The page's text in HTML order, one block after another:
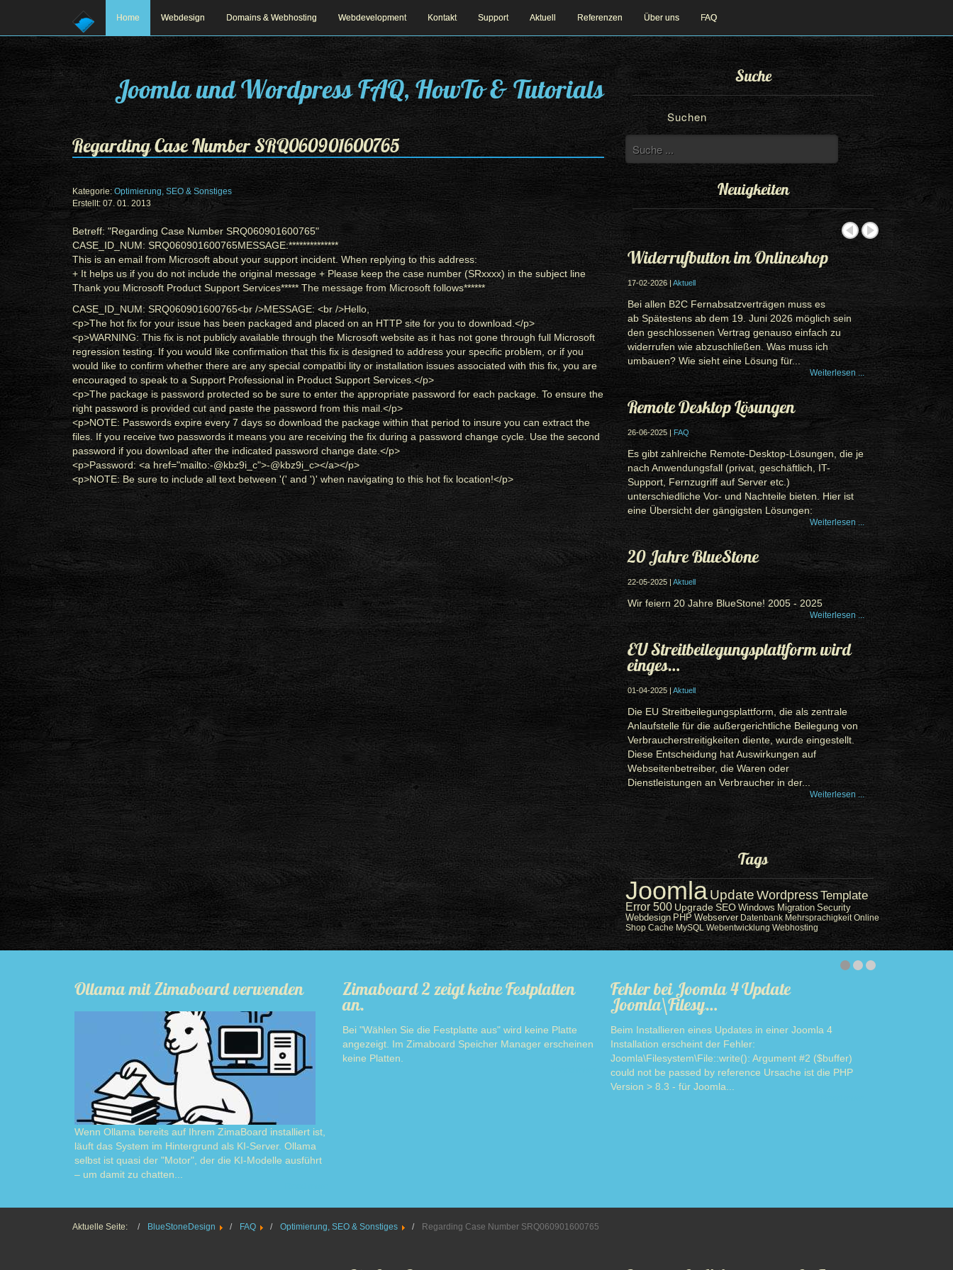
Home Webdesign Domains & Webhosting Webdevelopment Kontakt Support Aktuell Referenzen Über uns FAQ
Joomla und Wordpress FAQ, HowTo & Tutorials
Regarding Case Number SRQ060901600765
Kategorie:Optimierung, SEO & Sonstiges
Erstellt: 07. 01. 2013
Betreff: "Regarding Case Number SRQ060901600765"
CASE_ID_NUM: SRQ060901600765MESSAGE:**************
This is an email from Microsoft about your support incident. When replying to this address:
+ It helps us if you do not include the original message + Please keep the case number (SRxxxx) in the subject line
Thank you Microsoft Product Support Services***** The message from Microsoft follows******
CASE_ID_NUM: SRQ060901600765<br />MESSAGE: <br />Hello,
<p>The hot fix for your issue has been packaged and placed on an HTTP site for you to download.</p>
<p>WARNING: This fix is not publicly available through the Microsoft website as it has not gone through full Microsoft
regression testing. If you would like confirmation that this fix is designed to address your specific problem, or if you
would like to confirm whether there are any special compatibi lity or installation issues associated with this fix, you are
encouraged to speak to a Support Professional in Product Support Services.</p>
<p>The package is password protected so be sure to enter the appropriate password for each package. To ensure the
right password is provided cut and paste the password from this mail. </p>
<p>NOTE: Passwords expire every 7 days so download the package within that period to insure you can extract the
files. If you receive two passwords it means you are receiving the fix during a password change cycle. Use the second
password if you download after the indicated password change date. </p>
<p>Password:<ahref="mailto:-@kbz9i_c">-@kbz9i_c></a></p>
<p>NOTE: Be sure to include all text between '(' and ')' when navigating to this hot fix location!</p>
Suche
Suchen
Neuigkeiten
Prev Next
Widerrufbutton im Onlineshop
17-02-2026 | Aktuell
Bei allen B2C Fernabsatzverträgen muss es
ab Spätestens ab dem 19. Juni 2026 möglich sein
den geschlossenen Vertrag genauso einfach zu
widerrufen wie abzuschließen. Was muss ich
umbauen? Wie sieht eine Lösung für...
Weiterlesen ...
Remote Desktop Lösungen
26-06-2025 | FAQ
Es gibt zahlreiche Remote-Desktop-Lösungen, die je
nach Anwendungsfall (privat, geschäftlich, IT-
Support, Fernzugriff auf Server etc.)
unterschiedliche Vor- und Nachteile bieten. Hier ist
eine Übersicht der gängigsten Lösungen:
Weiterlesen ...
20 Jahre BlueStone
22-05-2025 | Aktuell
Wir feiern 20 Jahre BlueStone! 2005 - 2025
Weiterlesen ...
EU Streitbeilegungsplattform wird
einges…
01-04-2025 |Aktuell
Die EU Streitbeilegungsplattform, die als zentrale
Anlaufstelle für die außergerichtliche Beilegung von
Verbraucherstreitigkeiten diente, wurde eingestellt.
Diese Entscheidung hat Auswirkungen auf
Webseitenbetreiber, die Waren oder
Dienstleistungen an Verbraucher in der...
Weiterlesen ...
Tags
JoomlaUpdateWordpressTemplate
Error 500 Upgrade SEO Windows Migration Security
Webdesign PHP Webserver Datenbank Mehrsprachigkeit Online
Shop Cache MySQL Webentwicklung Webhosting
Ollama mit Zimaboard verwenden
Wenn Ollama bereits auf Ihrem ZimaBoard installiert ist,
läuft das System im Hintergrund als KI-Server. Ollama
selbst ist quasi der "Motor", der die KI-Modelle ausführt
– um damit zu chatten...
Zimaboard 2 zeigt keine Festplatten
an.
Bei "Wählen Sie die Festplatte aus" wird keine Platte
angezeigt. Im Zimaboard Speicher Manager erscheinen
keine Platten.
Fehler bei Joomla 4 Update
Joomla\Filesy…
Beim Installieren eines Updates in einer Joomla 4
Installation erscheint der Fehler:
Joomla\Filesystem\File::write(): Argument #2 ($buffer)
could not be passed by reference Ursache ist die PHP
Version > 8.3 - für Joomla...
Aktuelle Seite: BlueStoneDesign FAQ Optimierung, SEO & Sonstiges Regarding Case Number SRQ060901600765